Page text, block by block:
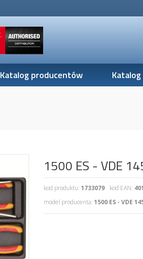
Katalog producentów Katalog
1500 ES - VDE
kod produktu: 1733079 kod EAN:
model producenta: 1500 ES - VDE